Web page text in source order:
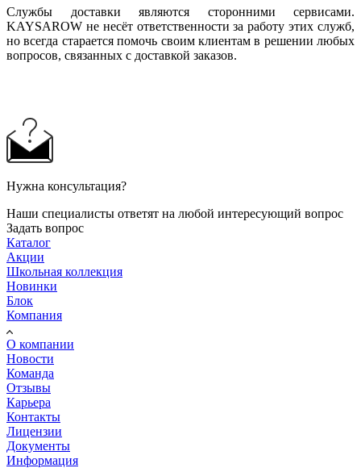
Службы доставки являются сторонними сервисами.
KAYSAROW не несёт ответственности за работу этих служб,
но всегда старается помочь своим клиентам в решении любых
вопросов, связанных с доставкой заказов.
Нужна консультация?
Наши специалисты ответят на любой интересующий вопрос
Задать вопрос
Каталог
Акции
Школьная коллекция
Новинки
Блок
Компания
О компании
Новости
Команда
Отзывы
Карьера
Контакты
Лицензии
Документы
Информация